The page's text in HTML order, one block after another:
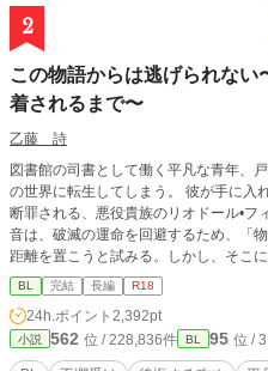
2
この物語からは逃げられな
着されるまで〜
乙藤 詩
図書館の司書として働く平凡な青年、
の世界に転生してしまう。 彼が手に入
断罪される、悪役貴族のリオドール•フィリップだった
音は、破滅の運命を回避するため、「
距離を置こうと試みる。しかし、そこ
初の平凡受けに挑戦です！ 主人公がか
ご注意下さい。 久しぶりの長編連載です。 感想やお気に入り、とても励みにな
ります！ ぜひよろしくお願いします！
BL 完結 長編 R18
24h.ポイント 2,392pt
小説 562 位 / 228,836件 BL 95 位 /